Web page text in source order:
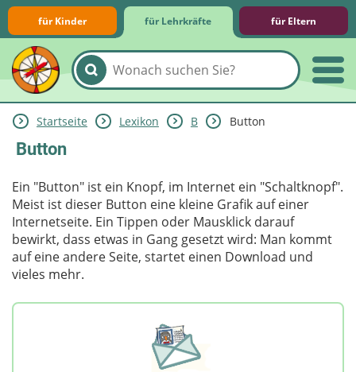
für Kinder für Lehrkräfte für Eltern
Lernmodule
Unterrichts­materialien
Internet-ABC-Schule
Praxishilfen
Aktuelles
Startseite Lexikon B Button
Button
Ein "Button" ist ein Knopf, im Internet ein "Schaltknopf".
Meist ist dieser Button eine kleine Grafik auf einer
Internetseite. Ein Tippen oder Mausklick darauf
bewirkt, dass etwas in Gang gesetzt wird: Man kommt
auf eine andere Seite, startet einen Download und
vieles mehr.